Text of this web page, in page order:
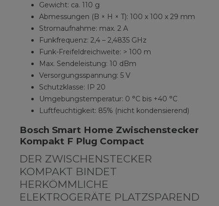
Gewicht: ca. 110 g
Abmessungen (B × H × T): 100 x 100 x 29 mm
Stromaufnahme: max. 2 A
Funkfrequenz: 2,4 – 2,4835 GHz
Funk-Freifeldreichweite: > 100 m
Max. Sendeleistung: 10 dBm
Versorgungsspannung: 5 V
Schutzklasse: IP 20
Umgebungstemperatur: 0 °C bis +40 °C
Luftfeuchtigkeit: 85% (nicht kondensierend)
Bosch Smart Home Zwischenstecker
Kompakt F Plug Compact
DER ZWISCHENSTECKER
KOMPAKT BINDET
HERKÖMMLICHE
ELEKTROGERÄTE PLATZSPAREND